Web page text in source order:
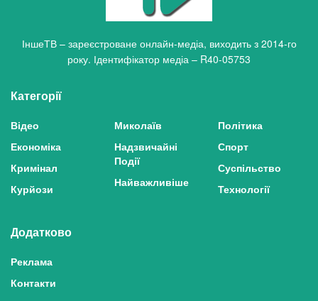
ІншеТВ – зареєстроване онлайн-медіа, виходить з 2014-го
року. Ідентифікатор медіа – R40-05753
Категорії
Відео
Економіка
Кримінал
Курйози
Миколаїв
Надзвичайні
Події
Найважливіше
Політика
Спорт
Суспільство
Технології
Додатково
Реклама
Контакти